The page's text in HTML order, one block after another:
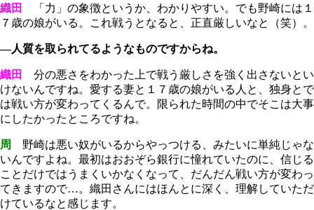
織田
「力」の象徴というか、わかりやすい。でも野崎には１
７歳の娘がいる。これ戦うとなると、正直厳しいなと（笑）。
―人質を取られてるようなものですからね。
織田
分の悪さをわかった上で戦う厳しさを強く出さないとい
けないんですね。愛する妻と１７歳の娘がいる人と、独身とで
は戦い方が変わってくるんで。限られた時間の中でそこは大事
にしたかったところですね。
周
野崎は悪い奴がいるからやっつける、みたいに単純じゃな
いんですよね。最初はおおぞら銀行に憧れていたのに、信じる
ことだけではうまくいかなくなって、だんだん戦い方が変わっ
てきますので…。織田さんにはほんとに深く、理解していただ
けているなと感じます。